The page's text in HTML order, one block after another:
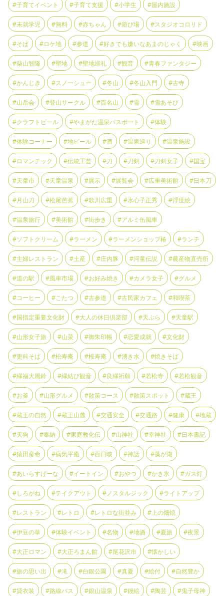
#子育てイベント #子育て支援 #小学生 #屋内施設
#未就学児 #無料 #赤ちゃん #遊び場 #スタジオコロリド
#そば #ロケ地 #参道 #好きでも嫌いなあまのじゃく #映画
#柴山智隆 #聖地 #聖地巡礼 #観音 #青春ファンタジー
#かんじき #スノーシュー #冬山 #冬山入門 #古寺
#山岳会 #登山サークル #百名山 #雪 #雪あそび
#クラフトビール #やまがた温泉パスポート #体験
#体験コーナー #地ビール #酒 #温泉巡り #温泉施設
#ロマンチック #伝統工芸 #刀 #刀剣 #刀剣女子 #国宝
#天童市 #天童温泉 #展示 #展覧会 #広重美術館 #日本刀
#月山刀 #松尾芭蕉 #歌川広重 #水心子正秀 #浮世絵
#温泉旅行 #美術館 #街歩き #アルミ缶風車
#ソフトクリーム #ラーメン #ラーメンショップ椿 #ランチ
#主婦レストラン #土産 #庄内豚 #河童伝説 #農産物直売所
#道の駅 #風車市場 #お好み焼き #カメラ女子 #グルメ
#コーヒー #こたつ #古参道 #古民家カフェ #和喫茶
#国指定重要文化財 #大人の休日倶楽部 #天ぷら #天童駅
#山形女子旅 #山菜 #御朱印帳 #恋愛成就 #文化財
#更科そば #松寿庵 #桜寿庵 #湧き水 #焼きそば
#縁福大風鈴 #縁結び観音 #良縁祈願 #若松寺 #若松観音
#お釜 #山形グルメ #散策コース #散策スポット #蔵王
#蔵王の自然 #蔵王山麓 #交通安全 #交通路 #健康 #地蔵
#天狗 #奉納 #家庭教化伝 #山神社 #幸神社 #日本書記
#猿田彦命 #病気平癒 #百日咳 #神話 #藻が湖
#あいらすげーな #イートイン #おやつ #かき氷 #ガス灯
#しろがね #テイクアウト #ノスタルジック #ライトアップ
#レストラン #レトロ #レトロな街並み #上の畑焼
#伊豆の華 #体験イベント #名物 #地酒 #夏旅 #夜景
#大正ロマン #大正ろまん館 #尾花沢市 #懐かしい
#旅の思い出 #滝 #白銀公園 #真夏 #絵付 #自然豊か
#貸衣装 #路線バス #銀山温泉 #鏝絵 #陶芸 #鬼子母神